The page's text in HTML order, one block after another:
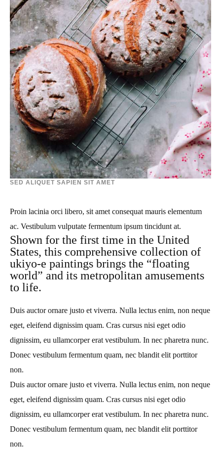
SED ALIQUET SAPIEN SIT AMET
Proin lacinia orci libero, sit amet consequat mauris elementum
ac. Vestibulum vulputate fermentum ipsum tincidunt at.
Shown for the first time in the United
States, this comprehensive collection of
ukiyo-e paintings brings the “floating
world” and its metropolitan amusements
to life.
Duis auctor ornare justo et viverra. Nulla lectus enim, non neque
eget, eleifend dignissim quam. Cras cursus nisi eget odio
dignissim, eu ullamcorper erat vestibulum. In nec pharetra nunc.
Donec vestibulum fermentum quam, nec blandit elit porttitor
non.
Duis auctor ornare justo et viverra. Nulla lectus enim, non neque
eget, eleifend dignissim quam. Cras cursus nisi eget odio
dignissim, eu ullamcorper erat vestibulum. In nec pharetra nunc.
Donec vestibulum fermentum quam, nec blandit elit porttitor
non.